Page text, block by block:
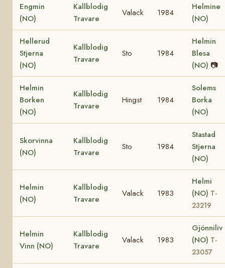
Engmin
(NO)
Kallblodig
Travare
Valack 1984
Helmine
(NO)
Hellerud
Stjerna
(NO)
Kallblodig
Travare
Sto 1984
Helmin
Blesa
(NO) 📷
Helmin
Borken
(NO)
Kallblodig
Travare
Hingst 1984
Solems
Borka
(NO)
Skorvinna
(NO)
Kallblodig
Travare
Sto 1984
Stastad
Stjerna
(NO)
Helmin
(NO)
Kallblodig
Travare
Valack 1983
Helmi
(NO) T-
23219
Helmin
Vinn (NO)
Kallblodig
Travare
Valack 1983
Gjönniliv
(NO) T-
23057